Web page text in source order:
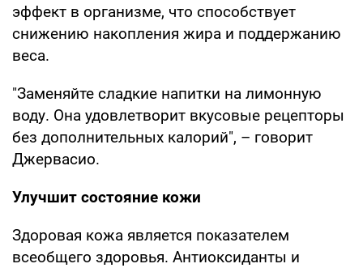
эффект в организме, что способствует
снижению накопления жира и поддержанию
веса.
"Заменяйте сладкие напитки на лимонную
воду. Она удовлетворит вкусовые рецепторы
без дополнительных калорий", – говорит
Джервасио.
Улучшит состояние кожи
Здоровая кожа является показателем
всеобщего здоровья. Антиоксиданты и